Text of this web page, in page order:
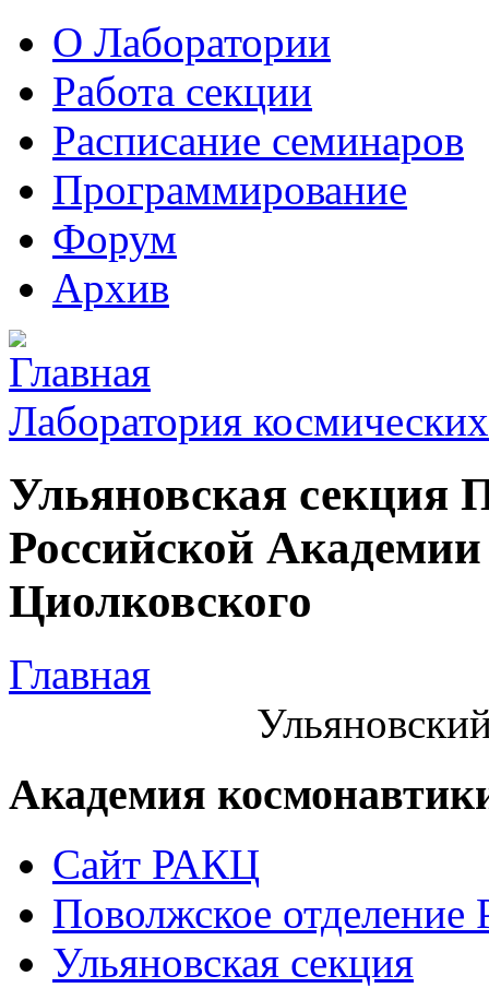
О Лаборатории
Работа секции
Расписание семинаров
Программирование
Форум
Архив
Лаборатория
Ульяновская секция
Российской
Циолковского
Главная
Академия
Сайт РАКЦ
Поволжское
Ульяновская секция